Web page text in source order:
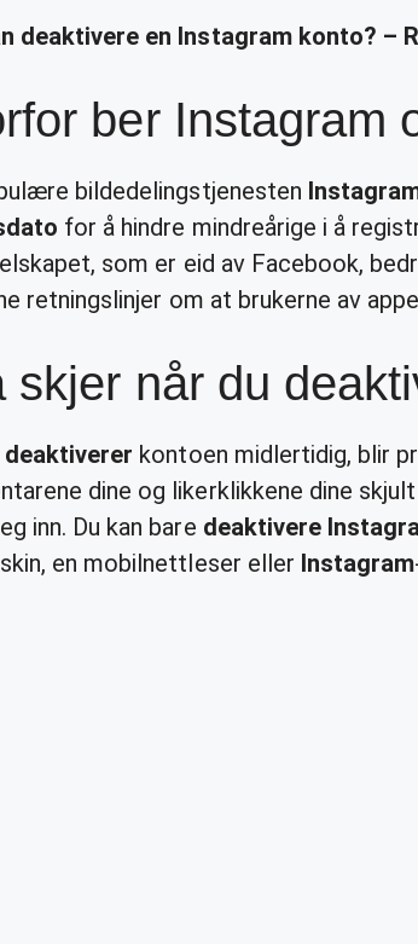
deaktivere en Instagram konto? –
ber Instagram
bildedelingstjenesten
for å hindre mindreårige i å
som er eid av Facebook,
retningslinjer om at brukerne av
skjer når du
deaktiverer kontoen midlertidig, blir
dine og likerklikkene dine
inn. Du kan bare deaktivere
en mobilnettleser eller Instagram